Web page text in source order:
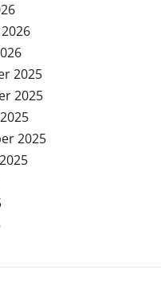
2025
2025
2025